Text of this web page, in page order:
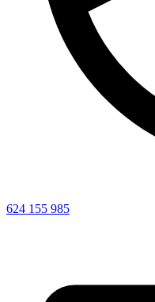
624 155 985